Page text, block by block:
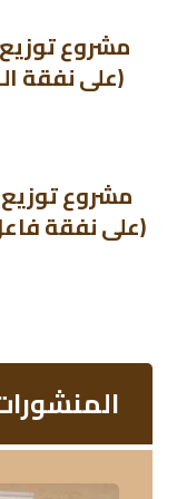
(على نفقة
(على نفقة